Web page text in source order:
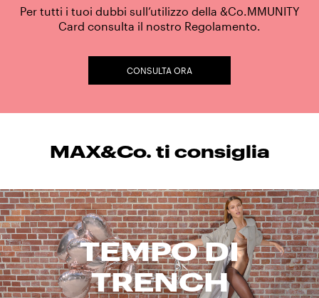
Per tutti i tuoi dubbi sull’utilizzo della &Co.MMUNITY
Card consulta il nostro Regolamento.
CONSULTA ORA
MAX&Co. ti consiglia
TEMPO DI
TRENCH